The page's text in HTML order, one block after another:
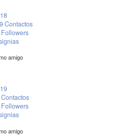
Contactos
amigo
amigo